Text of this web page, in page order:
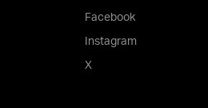
Facebook
Instagram
X